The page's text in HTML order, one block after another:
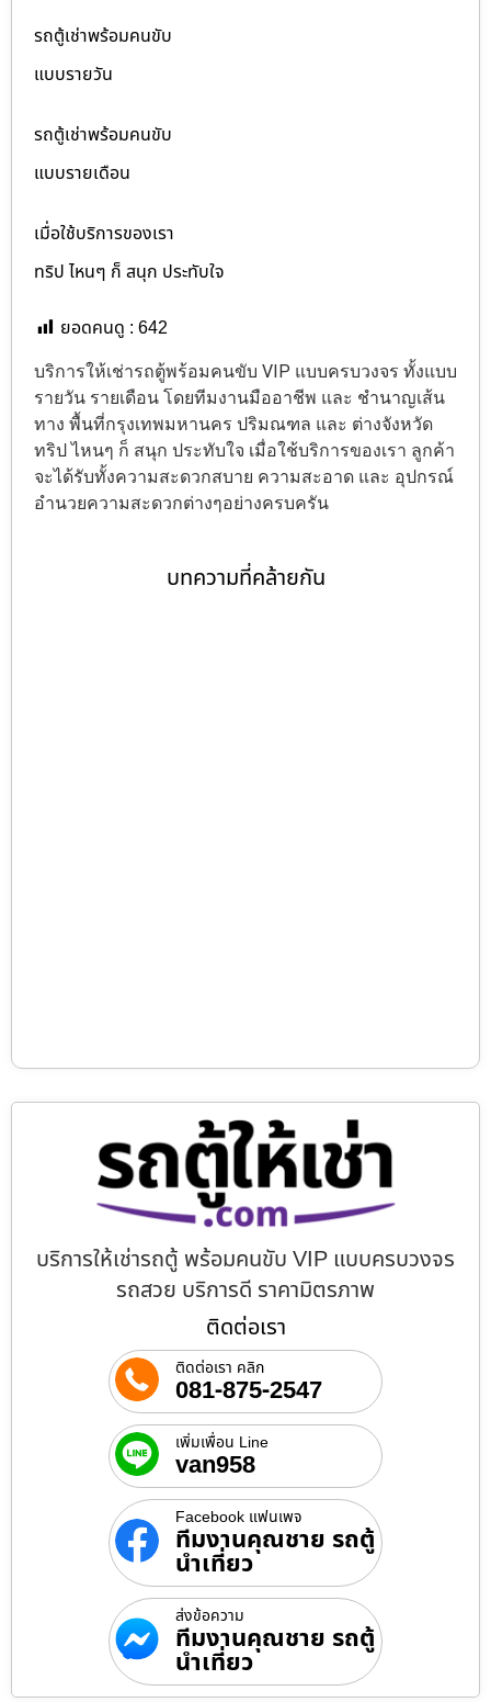
รถตู้เช่าพร้อมคนขับ
แบบรายวัน
รถตู้เช่าพร้อมคนขับ
แบบรายเดือน
เมื่อใช้บริการของเรา
ทริป ไหนๆ ก็ สนุก ประทับใจ
ยอดคนดู : 642
บริการให้เช่ารถตู้พร้อมคนขับ VIP แบบครบวงจร ทั้งแบบ
รายวัน รายเดือน โดยทีมงานมืออาชีพ และ ชำนาญเส้น
ทาง พื้นที่กรุงเทพมหานคร ปริมณฑล และ ต่างจังหวัด
ทริป ไหนๆ ก็ สนุก ประทับใจ เมื่อใช้บริการของเรา ลูกค้า
จะได้รับทั้งความสะดวกสบาย ความสะอาด และ อุปกรณ์
อำนวยความสะดวกต่างๆอย่างครบครัน
บทความที่คล้ายกัน
บริการให้เช่ารถตู้ พร้อมคนขับ VIP แบบครบวงจร
รถสวย บริการดี ราคามิตรภาพ
ติดต่อเรา
ติดต่อเรา คลิก
081-875-2547
เพิ่มเพื่อน Line
van958
Facebook แฟนเพจ
ทีมงานคุณชาย รถตู้
นำเที่ยว
ส่งข้อความ
ทีมงานคุณชาย รถตู้
นำเที่ยว